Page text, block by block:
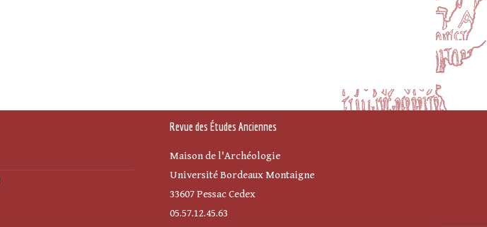
Revue des Études Anciennes
Maison de l'Archéologie
Université Bordeaux Montaigne
33607 Pessac Cedex
05.57.12.45.63